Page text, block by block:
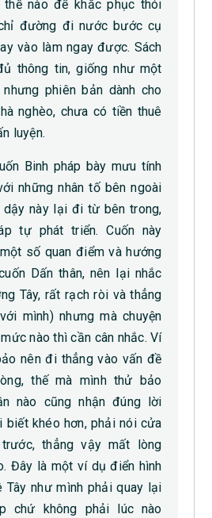
thế nào để khắc phục thói
đường đi nước bước cụ
vào làm ngay được. Sách
thông tin, giống như một
phiên bản dành cho
nghèo, chưa có tiền thuê
luyện.
Binh pháp bày mưu tính
những nhân tố bên ngoài
này lại đi từ bên trong,
tự phát triển. Cuốn này
số quan điểm và hướng
Dấn thân, nên lại nhắc
Tây, rất rạch ròi và thẳng
mình) nhưng mà chuyện
nào thì cần cân nhắc. Ví
nên đi thẳng vào vấn đề
thế mà mình thử bảo
nào cũng nhận đúng lời
biết khéo hơn, phải nói cửa
thẳng vậy mất lòng
Đây là một ví dụ điển hình
như mình phải quay lại
chứ không phải lúc nào